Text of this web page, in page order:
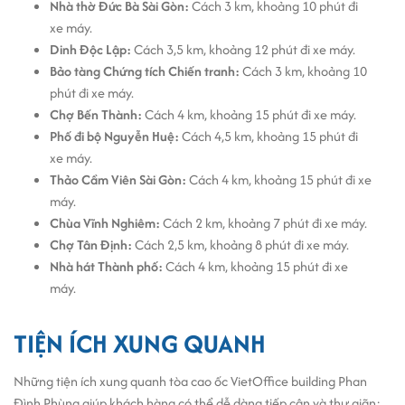
cao nhờ chất lượng dịch vụ và vị trí thuận tiện.
Nhà thờ Đức Bà Sài Gòn:Cách 3 km, khoảng 10 phút đi
xe máy.
Dinh Độc Lập:Cách 3,5 km, khoảng 12 phút đi xe máy.
Bảo tàng Chứng tích Chiến tranh:Cách 3 km, khoảng 10
phút đi xe máy.
Chợ Bến Thành:Cách 4 km, khoảng 15 phút đi xe máy.
Phố đi bộ Nguyễn Huệ:Cách 4,5 km, khoảng 15 phút đi
xe máy.
Thảo Cầm Viên Sài Gòn:Cách 4 km, khoảng 15 phút đi xe
máy.
Chùa Vĩnh Nghiêm:Cách 2 km, khoảng 7 phút đi xe máy.
Chợ Tân Định:Cách 2,5 km, khoảng 8 phút đi xe máy.
Nhà hát Thành phố:Cách 4 km, khoảng 15 phút đi xe
máy.
TIỆN ÍCH XUNG QUANH
Những tiện ích xung quanh tòa cao ốc VietOffice building Phan